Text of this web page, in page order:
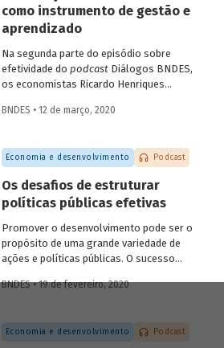
futuras.
como instrumento de gestão e
aprendizado
Na segunda parte do episódio sobre
efetividade do podcastDiálogos BNDES,
os economistas Ricardo Henriques
(BNDES) conversam sobre a importância
evidências, de desenvolver projetos-
piloto para depois dar escala às ações e
rever ou ajustar as iniciativas. Eles
discutem ainda quais são as tendências
do tema para os próximos anos.
BNDES • 12 de março, 2020
Economia e desenvolvimento Podcast
Os desafios de estruturar
políticas públicas efetivas
Promover o desenvolvimento pode ser o
propósito de uma grande variedade de
ações e políticas públicas. O sucesso
Alcançar o(s) objetivo(s) almejado(s)
monitorar e avaliar um conjunto de
BNDES • 19 de fevereiro, 2020
Economia e desenvolvimento Podcast